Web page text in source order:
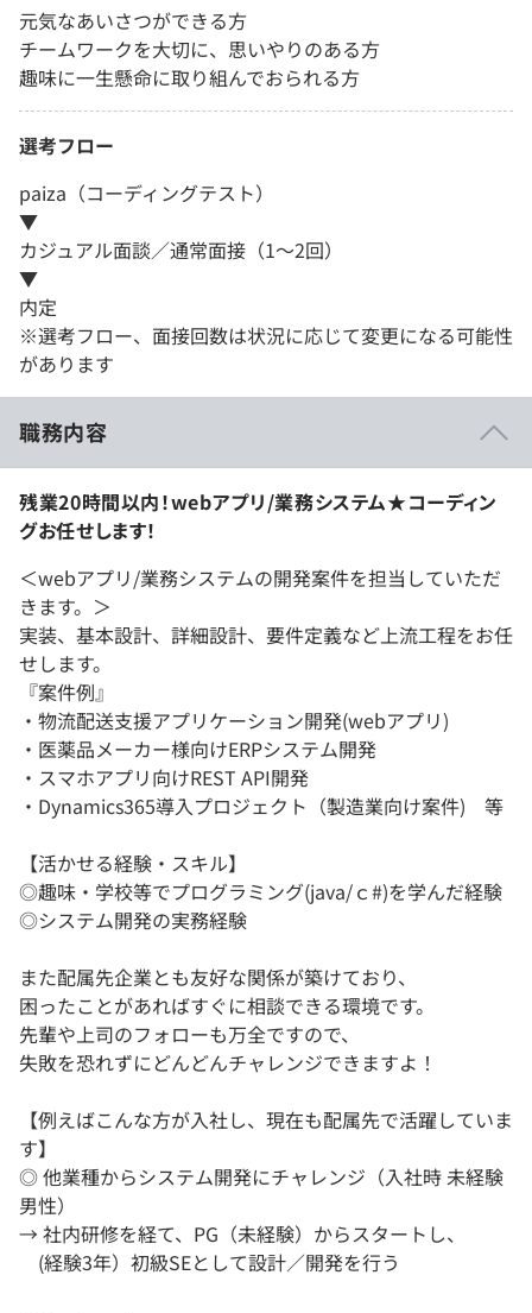
元気なあいさつができる方
チームワークを大切に、思いやりのある方
趣味に一生懸命に取り組んでおられる方
選考フロー
paiza（コーディングテスト）
▼
カジュアル面談／通常面接（1～2回）
▼
内定
※選考フロー、面接回数は状況に応じて変更になる可能性
があります
職務内容
残業20時間以内！webアプリ/業務システム★コーディン
グお任せします！
＜webアプリ/業務システムの開発案件を担当していただ
きます。＞
実装、基本設計、詳細設計、要件定義など上流工程をお任
せします。
『案件例』
・物流配送支援アプリケーション開発(webアプリ)
・医薬品メーカー様向けERPシステム開発
・スマホアプリ向けREST API開発
・Dynamics365導入プロジェクト（製造業向け案件) 等
【活かせる経験・スキル】
◎趣味・学校等でプログラミング(java/ｃ#)を学んだ経験
◎システム開発の実務経験
また配属先企業とも友好な関係が築けており、
困ったことがあればすぐに相談できる環境です。
先輩や上司のフォローも万全ですので、
失敗を恐れずにどんどんチャレンジできますよ！
【例えばこんな方が入社し、現在も配属先で活躍していま
す】
◎ 他業種からシステム開発にチャレンジ（入社時 未経験
男性）
→ 社内研修を経て、PG（未経験）からスタートし、
(経験3年）初級SEとして設計／開発を行う